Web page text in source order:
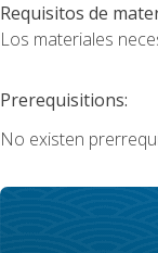
Requisitos de
Los materiales
Prerequisitions:
No existen